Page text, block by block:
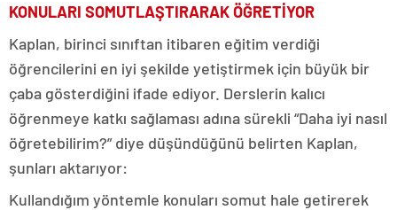
KONULARI SOMUTLAŞTIRARAK ÖĞRETİYOR
Kaplan, birinci sınıftan itibaren eğitim verdiği
öğrencilerini en iyi şekilde yetiştirmek için büyük bir
çaba gösterdiğini ifade ediyor. Derslerin kalıcı
öğrenmeye katkı sağlaması adına sürekli “Daha iyi nasıl
öğretebilirim?” diye düşündüğünü belirten Kaplan,
şunları aktarıyor:
Kullandığım yöntemle konuları somut hale getirerek